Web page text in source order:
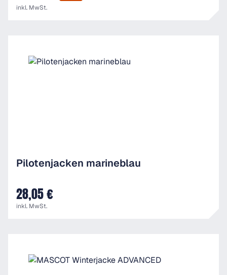
inkl. MwSt.
Pilotenjacken marineblau
UVP
28,05 €
inkl. MwSt.